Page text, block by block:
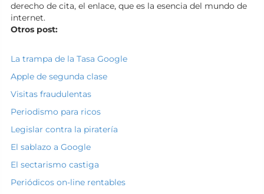
derecho de cita, el enlace, que es la esencia del mundo de
internet.
Otros post:
La trampa de la Tasa Google
Apple de segunda clase
Visitas fraudulentas
Periodismo para ricos
Legislar contra la piratería
El sablazo a Google
El sectarismo castiga
Periódicos on-line rentables